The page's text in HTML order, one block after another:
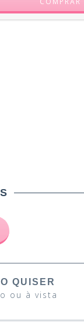
QUISER
ou à vista